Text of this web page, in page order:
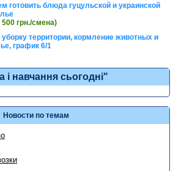
готовить блюда гуцульской и украинской
500 грн./смена)
территории, кормление животных и
график 6/1
і навчання сьогодні"
Новости по темам